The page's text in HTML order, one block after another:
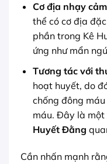
Cơ địa nhạy
thể có cơ địa
phần trong Kê
ứng như mẩn
Tương tác với
hoạt huyết, do
chống đông
máu. Đây là một
Huyết Đằng
Cần nhấn mạnh